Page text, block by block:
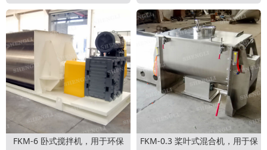
FKM-6 卧式搅拌机，用于环保
FKM-0.3 桨叶式混合机，用于保